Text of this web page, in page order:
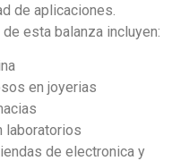
de aplicaciones.
esta balanza incluyen:
en joyerias
laboratorios
de electronica y